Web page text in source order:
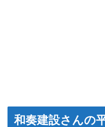
和奏建設さんの